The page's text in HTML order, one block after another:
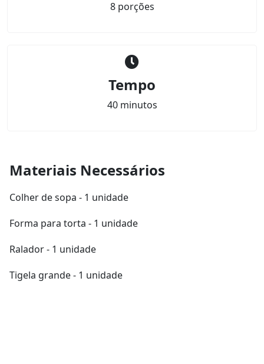
8 porções
Tempo
40 minutos
Materiais Necessários
Colher de sopa - 1 unidade
Forma para torta - 1 unidade
Ralador - 1 unidade
Tigela grande - 1 unidade